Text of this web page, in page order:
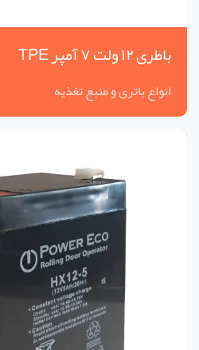
باطری ۱۲ ولت ۷ آمپر TPE
انواع باتری و منبع تغذیه